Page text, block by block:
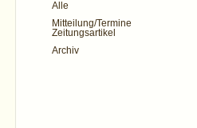
Alle
Mitteilung/Termine
Zeitungsartikel
Archiv